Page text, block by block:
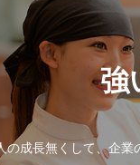
強
の成長無くして、企業